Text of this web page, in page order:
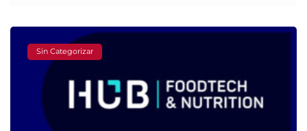
Sin Categorizar